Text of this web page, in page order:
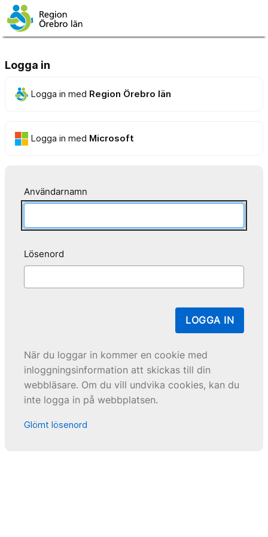
Logga in
Logga in med Region Örebro län
Logga in med Microsoft
Användarnamn
Lösenord
LOGGA IN
När du loggar in kommer en cookie med
inloggningsinformation att skickas till din
webbläsare. Om du vill undvika cookies, kan du
inte logga in på webbplatsen.
Glömt lösenord